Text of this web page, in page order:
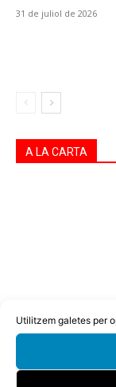
Utilitzem galetes per
31 de juliol de 2026
A LA CARTA